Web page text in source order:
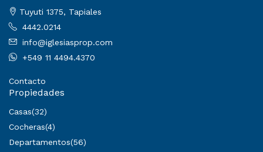
Tuyuti 1375, Tapiales
4442.0214
info@iglesiasprop.com
+549 11 4494.4370
Contacto
Propiedades
Casas(32)
Cocheras(4)
Departamentos(56)